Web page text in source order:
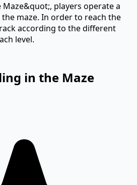
players operate a
maze. In order to reach the
according to the different
level.
in the Maze